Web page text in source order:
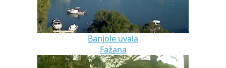
Banjole uvala
Fažana